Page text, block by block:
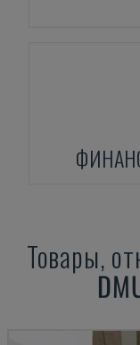
Товары,